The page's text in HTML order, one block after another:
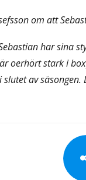
om att
har sina
oerhört stark i
av